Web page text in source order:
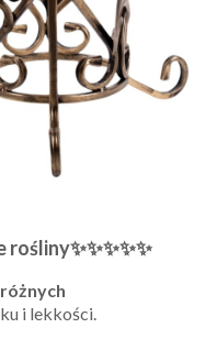
rośliny✨✨✨✨✨
i lekkości.